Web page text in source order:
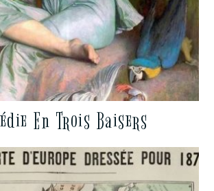
En Trois Baisers